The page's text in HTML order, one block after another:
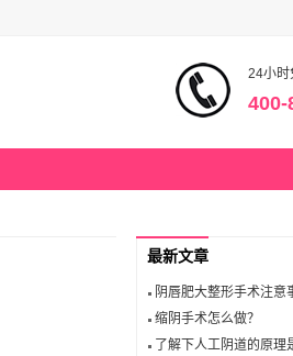
24小时
400-
最新文章
阴唇肥大整形手术注意
缩阴手术怎么做？
了解下人工阴道的原理